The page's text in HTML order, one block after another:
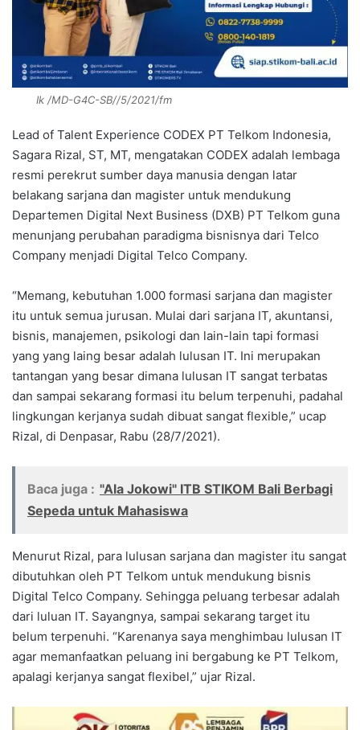
Ik /MD-G4C-SB//5/2021/fm
Lead of Talent Experience CODEX PT Telkom Indonesia,
Sagara Rizal, ST, MT, mengatakan CODEX adalah lembaga
resmi perekrut sumber daya manusia dengan latar
belakang sarjana dan magister untuk mendukung
Departemen Digital Next Business (DXB) PT Telkom guna
menunjang perubahan paradigma bisnisnya dari Telco
Company menjadi Digital Telco Company.
“Memang, kebutuhan 1.000 formasi sarjana dan magister
itu untuk semua jurusan. Mulai dari sarjana IT, akuntansi,
bisnis, manajemen, psikologi dan lain-lain tapi formasi
yang yang laing besar adalah lulusan IT. Ini merupakan
tantangan yang besar dimana lulusan IT sangat terbatas
dan sampai sekarang formasi itu belum terpenuhi, padahal
lingkungan kerjanya sudah dibuat sangat flexible,” ucap
Rizal, di Denpasar, Rabu (28/7/2021).
Baca juga : "Ala Jokowi" ITB STIKOM Bali Berbagi
Sepeda untuk Mahasiswa
Menurut Rizal, para lulusan sarjana dan magister itu sangat
dibutuhkan oleh PT Telkom untuk mendukung bisnis
Digital Telco Company. Sehingga peluang terbesar adalah
dari luluan IT. Sayangnya, sampai sekarang target itu
belum terpenuhi. “Karenanya saya menghimbau lulusan IT
agar memanfaatkan peluang ini bergabung ke PT Telkom,
apalagi kerjanya sangat flexibel,” ujar Rizal.